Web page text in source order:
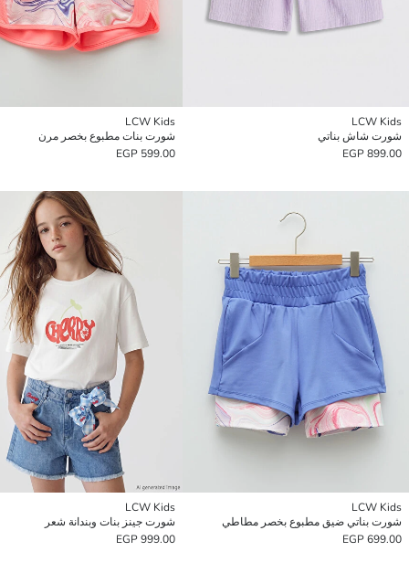
LCW Kids
شورت شاش بناتي
899.00 EGP
LCW Kids
شورت بنات مطبوع بخصر مرن
599.00 EGP
LCW Kids
شورت بناتي ضيق مطبوع بخصر مطاطي
699.00 EGP
LCW Kids
شورت جينز بنات وبندانة شعر
999.00 EGP